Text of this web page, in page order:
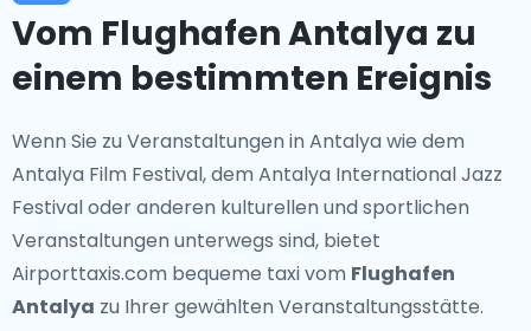
Vom Flughafen Antalya zu
einem bestimmten Ereignis
Wenn Sie zu Veranstaltungen in Antalya wie dem
Antalya Film Festival, dem Antalya International Jazz
Festival oder anderen kulturellen und sportlichen
Veranstaltungen unterwegs sind, bietet
Airporttaxis.com bequeme taxi vom Flughafen
Antalya zu Ihrer gewählten Veranstaltungsstätte.